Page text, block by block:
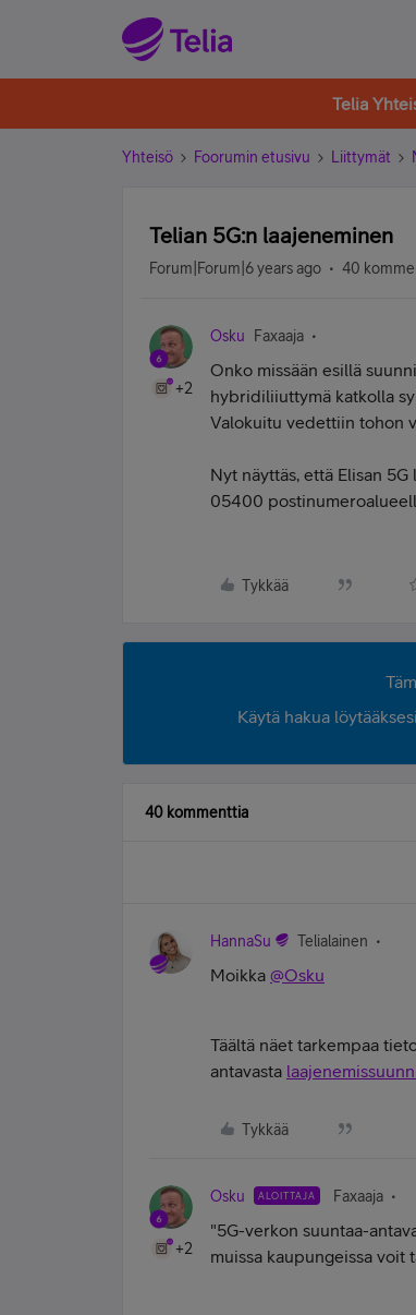
Telia
Yhteisö Foorumin etusivu Liittymät
Telian 5G:n laajeneminen
Forum|Forum|6 years ago 40
+2
Osku Faxaaja
Onko missään esillä
hybridiliiuttymä katkolla
Valokuitu vedettiin tohon
Nyt näyttäs, että Elisan
05400
Tykkää
Käytä hakua
40 kommenttia
HannaSu Telialainen
Moikka @Osku
Täältä näet tarkempaa
antavasta
Tykkää
+2
Osku ALOITTAJA Faxaaja
"5G-verkon suuntaa-
muissa kaupungeissa voit